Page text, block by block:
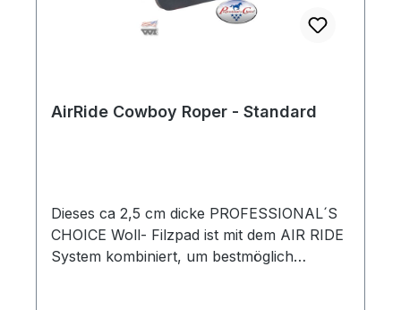
AirRide Cowboy Roper - Standard
Dieses ca 2,5 cm dicke PROFESSIONAL´S
CHOICE Woll- Filzpad ist mit dem AIR RIDE
System kombiniert, um bestmöglich